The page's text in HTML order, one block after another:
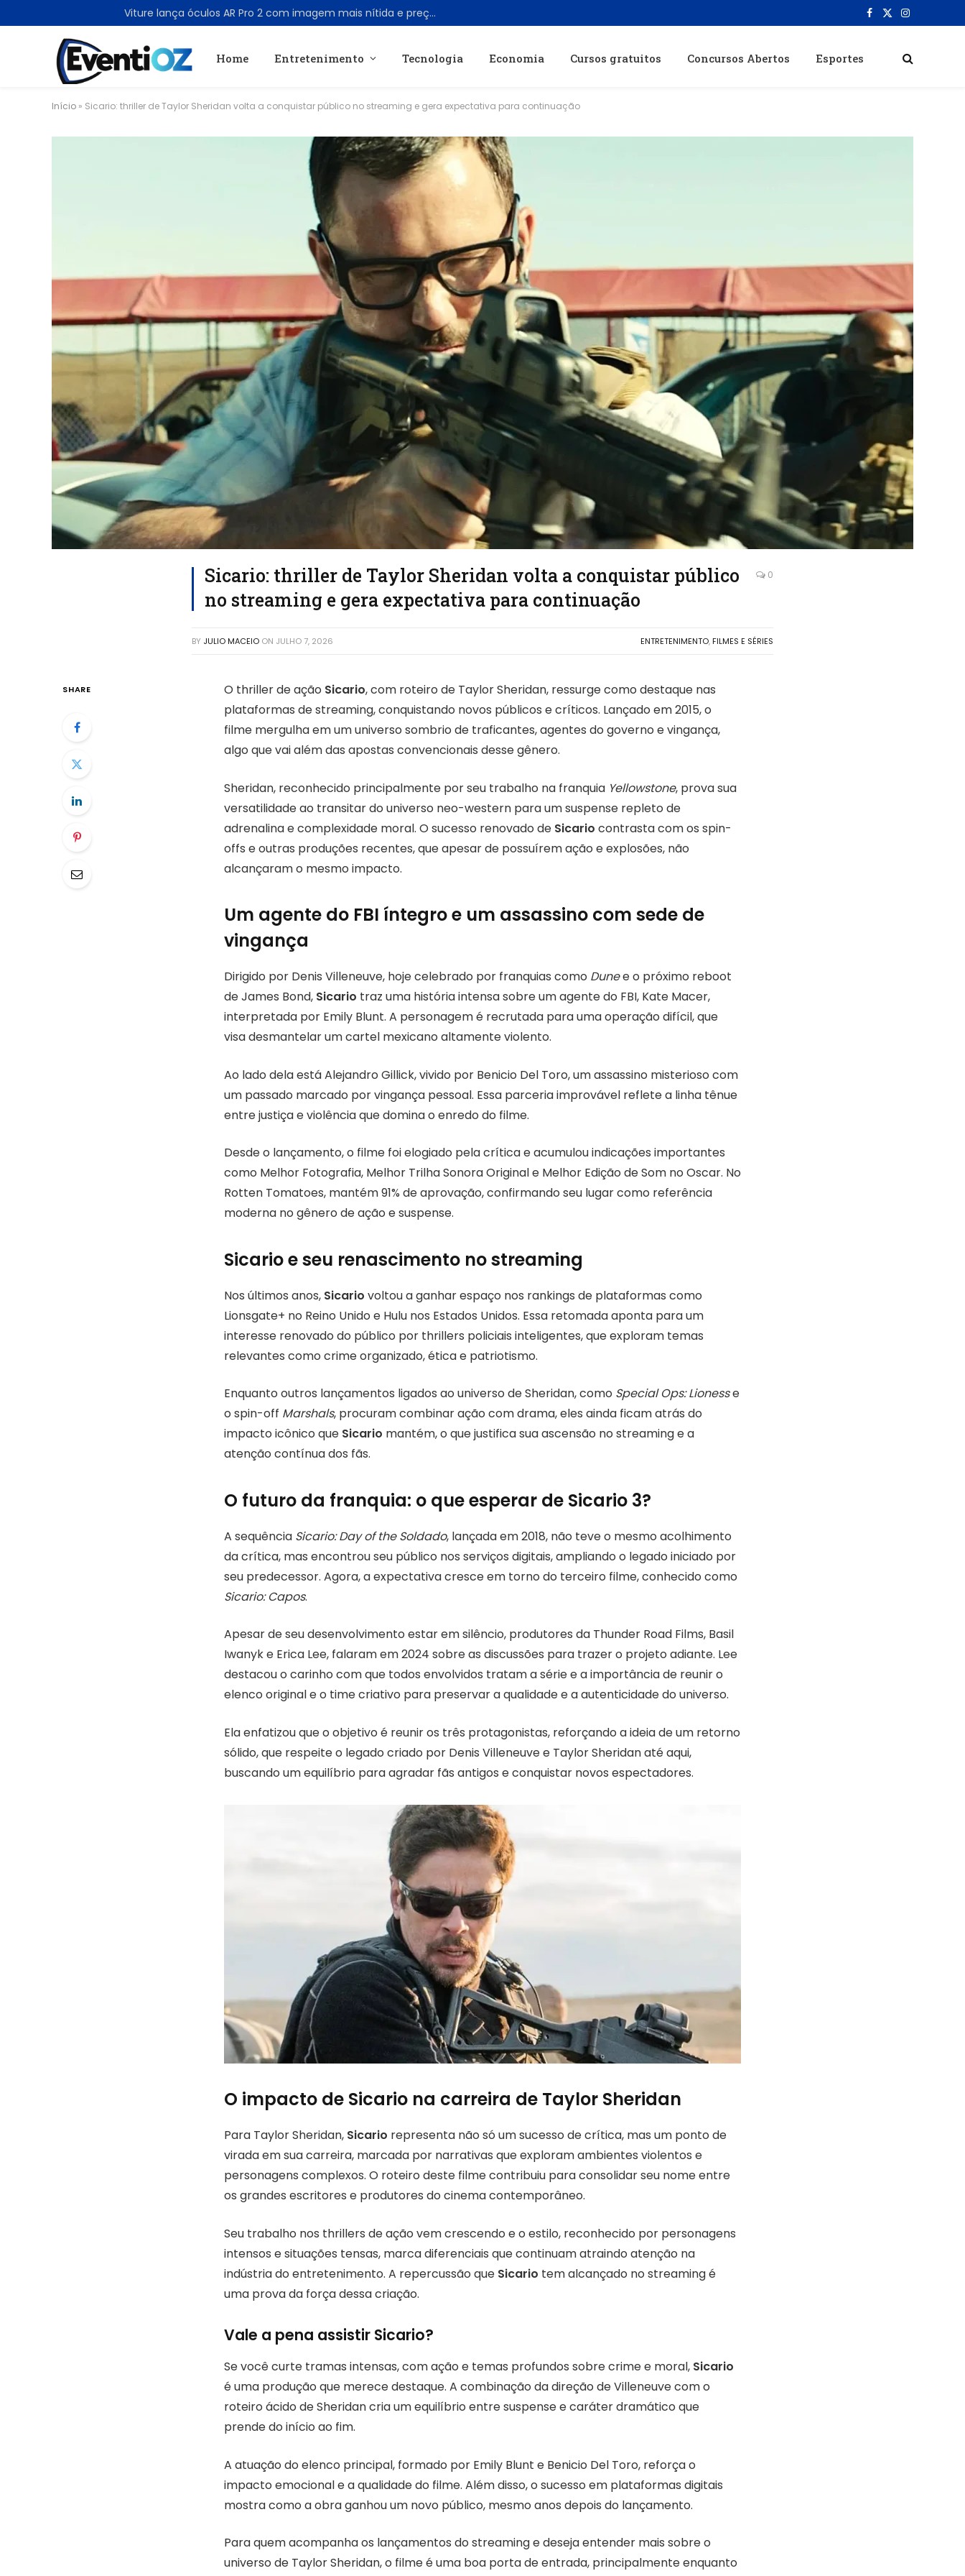
Viture lança óculos AR Pro 2 com imagem mais nítida e preço acessível de US$ 299 Facebook
X
Instagram
Home Entretenimento Tecnologia Economia Cursos gratuitos Concursos Abertos Esportes
Início » Sicario: thriller de Taylor Sheridan volta a conquistar público no streaming e gera expectativa para continuação
Sicario: thriller de Taylor Sheridan volta a conquistar público
no streaming e gera expectativa para continuação
0
BY JULIO MACEIO ON JULHO 7, 2026 ENTRETENIMENTO, FILMES E SÉRIES
SHARE O thriller de ação Sicario, com roteiro de Taylor Sheridan, ressurge como destaque nas
plataformas de streaming, conquistando novos públicos e críticos. Lançado em 2015, o
filme mergulha em um universo sombrio de traficantes, agentes do governo e vingança,
algo que vai além das apostas convencionais desse gênero.
Sheridan, reconhecido principalmente por seu trabalho na franquia Yellowstone, prova sua
versatilidade ao transitar do universo neo-western para um suspense repleto de
adrenalina e complexidade moral. O sucesso renovado de Sicario contrasta com os spin-
offs e outras produções recentes, que apesar de possuírem ação e explosões, não
alcançaram o mesmo impacto.
Um agente do FBI íntegro e um assassino com sede de
vingança
Dirigido por Denis Villeneuve, hoje celebrado por franquias como Dunee o próximo reboot
de James Bond, Sicario traz uma história intensa sobre um agente do FBI, Kate Macer,
interpretada por Emily Blunt. A personagem é recrutada para uma operação difícil, que
visa desmantelar um cartel mexicano altamente violento.
Ao lado dela está Alejandro Gillick, vivido por Benicio Del Toro, um assassino misterioso com
um passado marcado por vingança pessoal. Essa parceria improvável reflete a linha tênue
entre justiça e violência que domina o enredo do filme.
Desde o lançamento, o filme foi elogiado pela crítica e acumulou indicações importantes
como Melhor Fotografia, Melhor Trilha Sonora Original e Melhor Edição de Som no Oscar. No
Rotten Tomatoes, mantém 91% de aprovação, confirmando seu lugar como referência
moderna no gênero de ação e suspense.
Sicario e seu renascimento no streaming
Nos últimos anos, Sicario voltou a ganhar espaço nos rankings de plataformas como
Lionsgate+ no Reino Unido e Hulu nos Estados Unidos. Essa retomada aponta para um
interesse renovado do público por thrillers policiais inteligentes, que exploram temas
relevantes como crime organizado, ética e patriotismo.
Enquanto outros lançamentos ligados ao universo de Sheridan, como Special Ops: Lionesse
o spin-off Marshals, procuram combinar ação com drama, eles ainda ficam atrás do
impacto icônico que Sicario mantém, o que justifica sua ascensão no streaming e a
atenção contínua dos fãs.
O futuro da franquia: o que esperar de Sicario 3?
A sequência Sicario: Day of the Soldado, lançada em 2018, não teve o mesmo acolhimento
da crítica, mas encontrou seu público nos serviços digitais, ampliando o legado iniciado por
seu predecessor. Agora, a expectativa cresce em torno do terceiro filme, conhecido como
Sicario: Capos.
Apesar de seu desenvolvimento estar em silêncio, produtores da Thunder Road Films, Basil
Iwanyk e Erica Lee, falaram em 2024 sobre as discussões para trazer o projeto adiante. Lee
destacou o carinho com que todos envolvidos tratam a série e a importância de reunir o
elenco original e o time criativo para preservar a qualidade e a autenticidade do universo.
Ela enfatizou que o objetivo é reunir os três protagonistas, reforçando a ideia de um retorno
sólido, que respeite o legado criado por Denis Villeneuve e Taylor Sheridan até aqui,
buscando um equilíbrio para agradar fãs antigos e conquistar novos espectadores.
O impacto de Sicario na carreira de Taylor Sheridan
Para Taylor Sheridan, Sicario representa não só um sucesso de crítica, mas um ponto de
virada em sua carreira, marcada por narrativas que exploram ambientes violentos e
personagens complexos. O roteiro deste filme contribuiu para consolidar seu nome entre
os grandes escritores e produtores do cinema contemporâneo.
Seu trabalho nos thrillers de ação vem crescendo e o estilo, reconhecido por personagens
intensos e situações tensas, marca diferenciais que continuam atraindo atenção na
indústria do entretenimento. A repercussão que Sicario tem alcançado no streaming é
uma prova da força dessa criação.
Vale a pena assistir Sicario?
Se você curte tramas intensas, com ação e temas profundos sobre crime e moral, Sicario
é uma produção que merece destaque. A combinação da direção de Villeneuve com o
roteiro ácido de Sheridan cria um equilíbrio entre suspense e caráter dramático que
prende do início ao fim.
A atuação do elenco principal, formado por Emily Blunt e Benicio Del Toro, reforça o
impacto emocional e a qualidade do filme. Além disso, o sucesso em plataformas digitais
mostra como a obra ganhou um novo público, mesmo anos depois do lançamento.
Para quem acompanha os lançamentos do streaming e deseja entender mais sobre o
universo de Taylor Sheridan, o filme é uma boa porta de entrada, principalmente enquanto